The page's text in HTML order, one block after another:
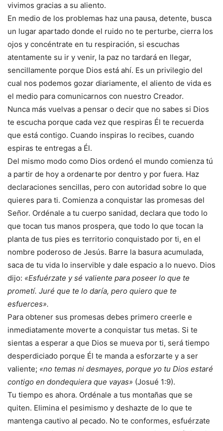
vivimos gracias a su aliento.
En medio de los problemas haz una pausa, detente, busca
un lugar apartado donde el ruido no te perturbe, cierra los
ojos y concéntrate en tu respiración, si escuchas
atentamente su ir y venir, la paz no tardará en llegar,
sencillamente porque Dios está ahí. Es un privilegio del
cual nos podemos gozar diariamente, el aliento de vida es
el medio para comunicarnos con nuestro Creador.
Nunca más vuelvas a pensar o decir que no sabes si Dios
te escucha porque cada vez que respiras Él te recuerda
que está contigo. Cuando inspiras lo recibes, cuando
espiras te entregas a Él.
Del mismo modo como Dios ordenó el mundo comienza tú
a partir de hoy a ordenarte por dentro y por fuera. Haz
declaraciones sencillas, pero con autoridad sobre lo que
quieres para ti. Comienza a conquistar las promesas del
Señor. Ordénale a tu cuerpo sanidad, declara que todo lo
que tocan tus manos prospera, que todo lo que tocan la
planta de tus pies es territorio conquistado por ti, en el
nombre poderoso de Jesús. Barre la basura acumulada,
saca de tu vida lo inservible y dale espacio a lo nuevo. Dios
dijo: «Esfuérzate y sé valiente para poseer lo que te
prometí. Juré que te lo daría, pero quiero que te
esfuerces».
Para obtener sus promesas debes primero creerle e
inmediatamente moverte a conquistar tus metas. Si te
sientas a esperar a que Dios se mueva por ti, será tiempo
desperdiciado porque Él te manda a esforzarte y a ser
valiente; «no temas ni desmayes, porque yo tu Dios estaré
contigo en dondequiera que vayas» (Josué 1:9).
Tu tiempo es ahora. Ordénale a tus montañas que se
quiten. Elimina el pesimismo y deshazte de lo que te
mantenga cautivo al pecado. No te conformes, esfuérzate